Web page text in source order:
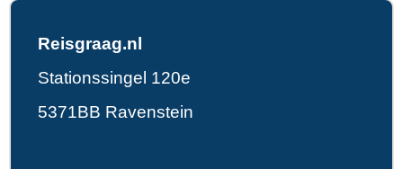
Reisgraag.nl
Stationssingel 120e
5371BB Ravenstein